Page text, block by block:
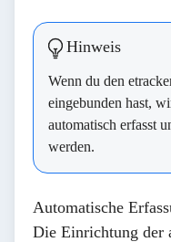
Hinweis
Wenn du den
eingebunden hast,
automatisch erfasst
werden.
Automatische
Die Einrichtung der